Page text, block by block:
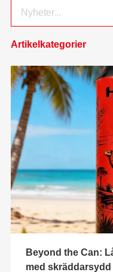
Artikelkategorier
Beyond the Can:
med